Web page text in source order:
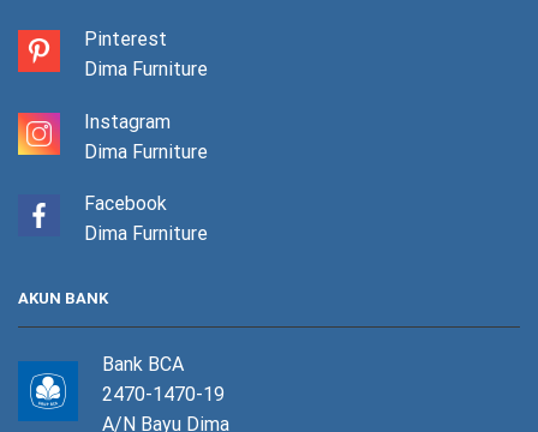
Pinterest
Dima Furniture
Instagram
Dima Furniture
Facebook
Dima Furniture
AKUN BANK
Bank BCA
2470-1470-19
A/N Bayu Dima